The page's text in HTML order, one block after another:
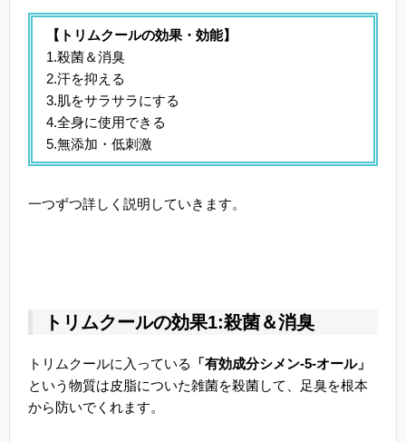
【トリムクールの効果・効能】
1.殺菌＆消臭
2.汗を抑える
3.肌をサラサラにする
4.全身に使用できる
5.無添加・低刺激
一つずつ詳しく説明していきます。
トリムクールの効果1:殺菌＆消臭
トリムクールに入っている
「有効成分シメン-5-オール」
という物質は皮脂についた雑菌を殺菌して、足臭を根本
から防いでくれます。